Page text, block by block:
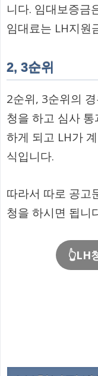
니다. 임대보증금
임대료는 LH지원
2, 3순위
2순위, 3순위의
청을 하고 심사
하게 되고 LH가
식입니다.
따라서 따로 공고
청을 하시면 됩니
👆LH